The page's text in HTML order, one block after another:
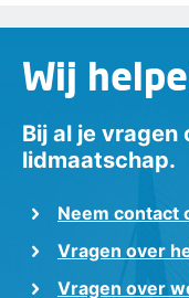
Wij
Bij al je vragen
lidmaatschap.
Neem contact
Vragen over
Vragen over